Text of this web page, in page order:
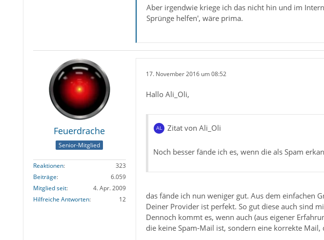
Aber irgendwie kriege ich das nicht hin und im
Sprünge helfen', wäre prima.
Feuerdrache
Senior-Mitglied
Reaktionen
323
Beiträge
6.059
Mitglied seit
4. Apr. 2009
Hilfreiche Antworten
12
17. November 2016 um 08:52
Hallo Ali_Oli,
Zitat von Ali_Oli
Noch besser fände ich es, wenn die als Spam
das fände ich nun weniger gut. Aus dem einfachen
Deiner Provider ist perfekt. So gut diese auch sind
Dennoch kommt es, wenn auch (aus eigener
die keine Spam-Mail ist, sondern eine korrekte